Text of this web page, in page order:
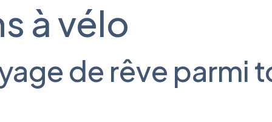
France
Espagne
Grèce
Croatie
à vélo
de rêve parmi